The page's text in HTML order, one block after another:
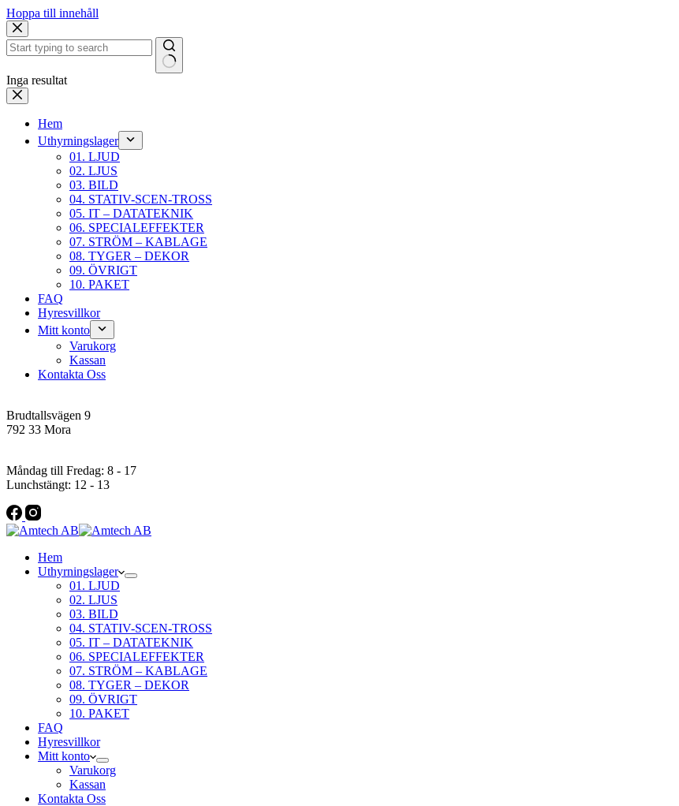
Hoppa till innehåll
Inga resultat
Hem
Uthyrningslager
01. LJUD
02. LJUS
03. BILD
04. STATIV-SCEN-TROSS
05. IT – DATATEKNIK
06. SPECIALEFFEKTER
07. STRÖM – KABLAGE
08. TYGER – DEKOR
09. ÖVRIGT
10. PAKET
FAQ
Hyresvillkor
Mitt konto
Varukorg
Kassan
Kontakta Oss
Brudtallsvägen 9
792 33 Mora
Måndag till Fredag: 8 - 17
Lunchstängt: 12 - 13
Hem
Uthyrningslager
01. LJUD
02. LJUS
03. BILD
04. STATIV-SCEN-TROSS
05. IT – DATATEKNIK
06. SPECIALEFFEKTER
07. STRÖM – KABLAGE
08. TYGER – DEKOR
09. ÖVRIGT
10. PAKET
FAQ
Hyresvillkor
Mitt konto
Varukorg
Kassan
Kontakta Oss